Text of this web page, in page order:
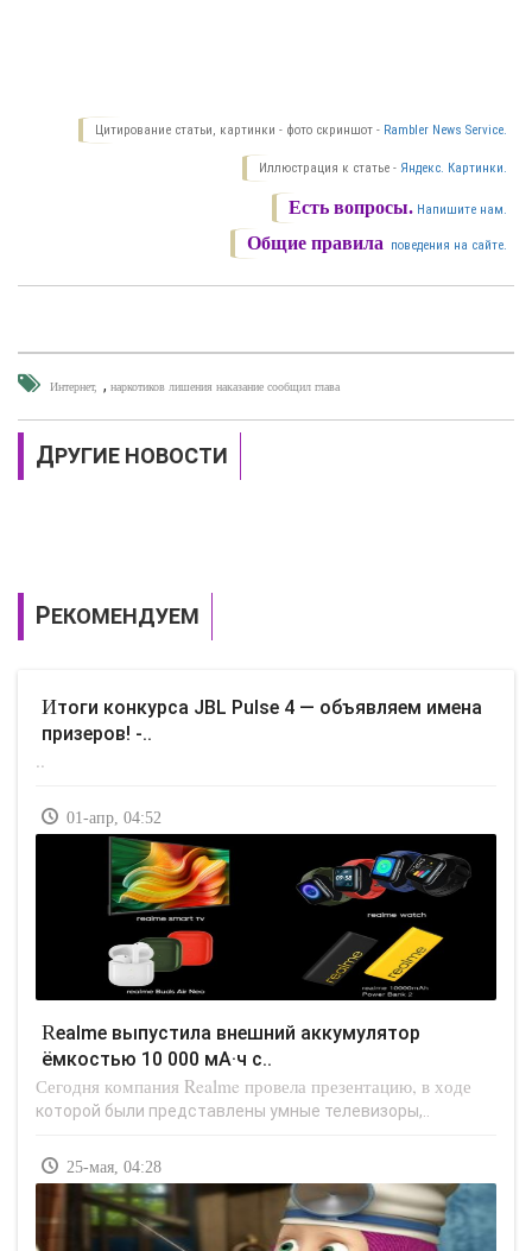
Цитирование статьи, картинки - фото скриншот - Rambler News Service.
Иллюстрация к статье - Яндекс. Картинки.
Есть вопросы. Напишите нам.
Общие правила поведения на сайте.
Интернет , наркотиков лишения наказание сообщил глава
ДРУГИЕ НОВОСТИ
РЕКОМЕНДУЕМ
Итоги конкурса JBL Pulse 4 — объявляем имена
призеров! -..
..
01-апр, 04:52
Realme выпустила внешний аккумулятор
ёмкостью 10 000 мА·ч с..
Сегодня компания Realme провела презентацию, в ходе
которой были представлены умные телевизоры,..
25-мая, 04:28